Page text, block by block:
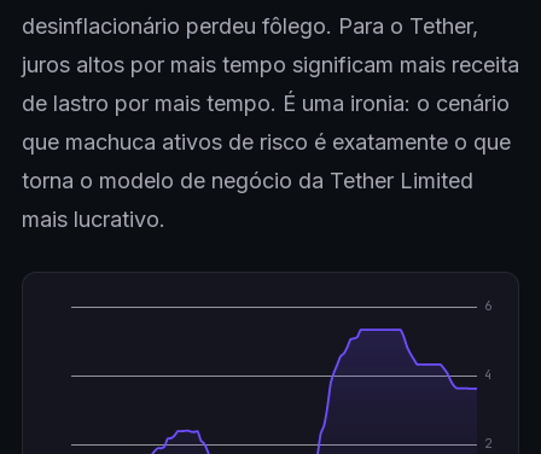
desinflacionário perdeu fôlego. Para o Tether,
juros altos por mais tempo significam mais receita
de lastro por mais tempo. É uma ironia: o cenário
que machuca ativos de risco é exatamente o que
torna o modelo de negócio da Tether Limited
mais lucrativo.